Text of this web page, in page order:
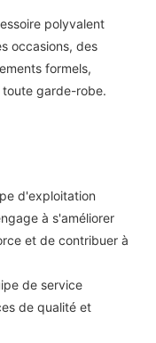
polyvalent
occasions, des
formels,
garde-robe.
d'exploitation
à s'améliorer
et de contribuer à
de service
de qualité et